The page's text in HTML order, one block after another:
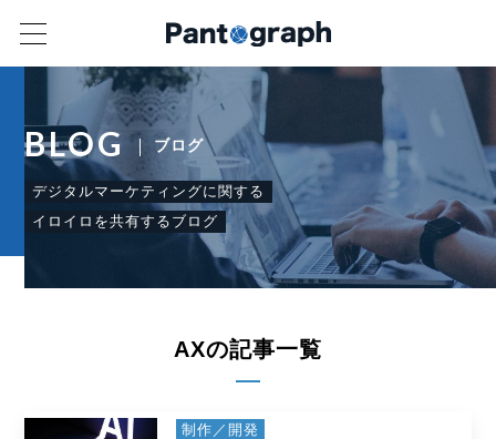
BLOG ブログ
デジタルマーケティングに関する
イロイロを共有するブログ
AXの記事一覧
制作／開発